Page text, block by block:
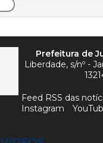
Prefeitura de
Liberdade, s/nº -
Feed RSS das
Instagram